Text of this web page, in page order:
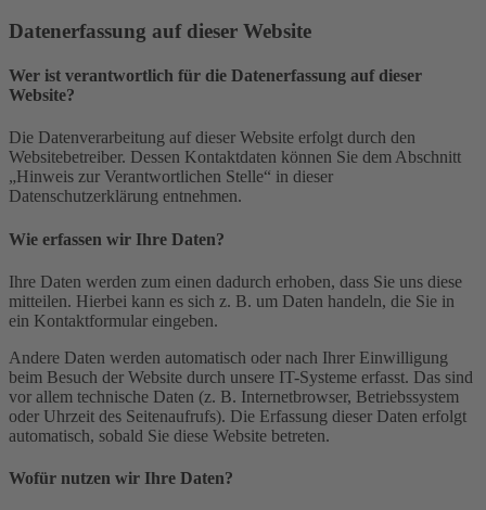
Datenerfassung auf dieser Website
Wer ist verantwortlich für die Datenerfassung auf dieser
Website?
Die Datenverarbeitung auf dieser Website erfolgt durch den
Websitebetreiber. Dessen Kontaktdaten können Sie dem Abschnitt
„Hinweis zur Verantwortlichen Stelle“ in dieser
Datenschutzerklärung entnehmen.
Wie erfassen wir Ihre Daten?
Ihre Daten werden zum einen dadurch erhoben, dass Sie uns diese
mitteilen. Hierbei kann es sich z. B. um Daten handeln, die Sie in
ein Kontaktformular eingeben.
Andere Daten werden automatisch oder nach Ihrer Einwilligung
beim Besuch der Website durch unsere IT-Systeme erfasst. Das sind
vor allem technische Daten (z. B. Internetbrowser, Betriebssystem
oder Uhrzeit des Seitenaufrufs). Die Erfassung dieser Daten erfolgt
automatisch, sobald Sie diese Website betreten.
Wofür nutzen wir Ihre Daten?